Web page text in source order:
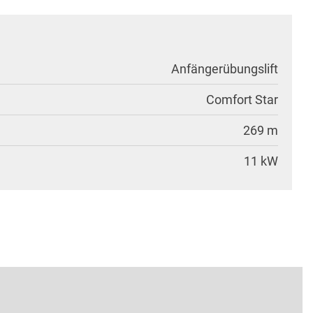
Anfängerübungslift
Comfort Star
269 m
11 kW